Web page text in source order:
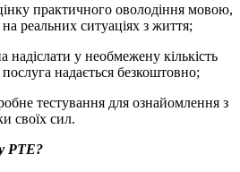
практичного оволодіння мовою,
реальних ситуаціях з життя;
надіслати у необмежену кількість
надається безкоштовно;
тестування для ознайомлення з
своїх сил.
PTE?